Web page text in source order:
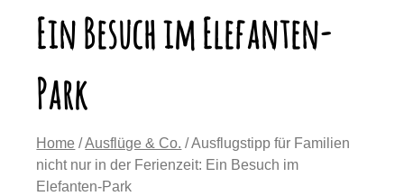
Ein Besuch im Elefanten-
Park
Home /Ausflüge & Co. / Ausflugstipp für Familien
nicht nur in der Ferienzeit: Ein Besuch im
Elefanten-Park